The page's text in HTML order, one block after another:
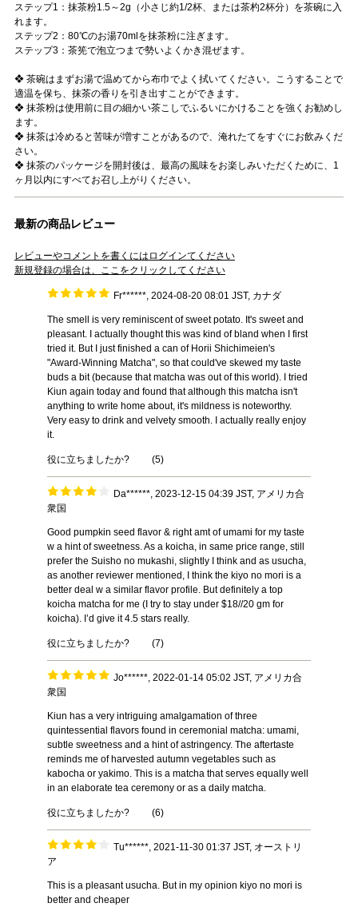
ステップ1：抹茶粉1.5～2g（小さじ約1/2杯、または茶杓2杯分）を茶碗に入
れます。
ステップ2：80℃のお湯70mlを抹茶粉に注ぎます。
ステップ3：茶筅で泡立つまで勢いよくかき混ぜます。
❖ 茶碗はまずお湯で温めてから布巾でよく拭いてください。こうすることで
適温を保ち、抹茶の香りを引き出すことができます。
❖ 抹茶粉は使用前に目の細かい茶こしでふるいにかけることを強くお勧めし
ます。
❖ 抹茶は冷めると苦味が増すことがあるので、淹れたてをすぐにお飲みくだ
さい。
❖ 抹茶のパッケージを開封後は、最高の風味をお楽しみいただくために、1
ヶ月以内にすべてお召し上がりください。
最新の商品レビュー
レビューやコメントを書くにはログインてください
新規登録の場合は、ここをクリックしてください
Fr******, 2024-08-20 08:01 JST, カナダ
The smell is very reminiscent of sweet potato. It's sweet and
pleasant. I actually thought this was kind of bland when I first
tried it. But I just finished a can of Horii Shichimeien's
"Award-Winning Matcha", so that could've skewed my taste
buds a bit (because that matcha was out of this world). I tried
Kiun again today and found that although this matcha isn't
anything to write home about, it's mildness is noteworthy.
Very easy to drink and velvety smooth. I actually really enjoy
it.
役に立ちましたか? (5)
Da******, 2023-12-15 04:39 JST, アメリカ合
衆国
Good pumpkin seed flavor & right amt of umami for my taste
w a hint of sweetness. As a koicha, in same price range, still
prefer the Suisho no mukashi, slightly I think and as usucha,
as another reviewer mentioned, I think the kiyo no mori is a
better deal w a similar flavor profile. But definitely a top
koicha matcha for me (I try to stay under $18//20 gm for
koicha). I’d give it 4.5 stars really.
役に立ちましたか? (7)
Jo******, 2022-01-14 05:02 JST, アメリカ合
衆国
Kiun has a very intriguing amalgamation of three
quintessential flavors found in ceremonial matcha: umami,
subtle sweetness and a hint of astringency. The aftertaste
reminds me of harvested autumn vegetables such as
kabocha or yakimo. This is a matcha that serves equally well
in an elaborate tea ceremony or as a daily matcha.
役に立ちましたか? (6)
Tu******, 2021-11-30 01:37 JST, オーストリ
ア
This is a pleasant usucha. But in my opinion kiyo no mori is
better and cheaper